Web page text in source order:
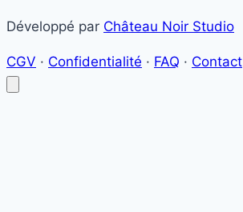
Développé par Château Noir Studio
CGV · Confidentialité · FAQ · Contact